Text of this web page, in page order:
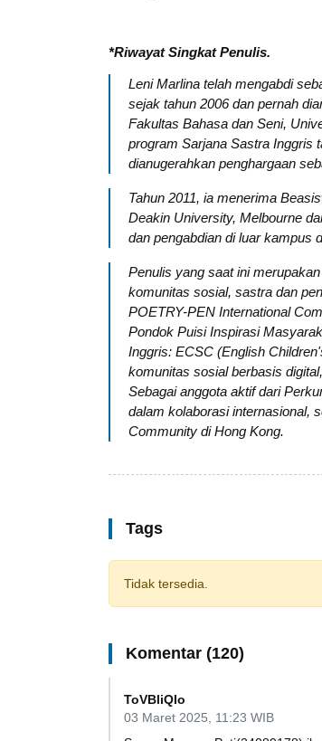
*Riwayat Singkat Penulis.
Leni Marlina telah mengabdi
sejak tahun 2006 dan pernah
Fakultas Bahasa dan Seni,
program Sarjana Sastra Inggris
dianugerahkan penghargaan
Tahun 2011, ia menerima
Deakin University, Melbourne
dan pengabdian di luar kampus
Penulis yang saat ini
komunitas sosial, sastra dan
POETRY-PEN International
Pondok Puisi Inspirasi
Inggris: ECSC (English
komunitas sosial berbasis
Sebagai anggota aktif dari
dalam kolaborasi internasional,
Community di Hong Kong.
Tags
Tidak tersedia.
Komentar (120)
ToVBliQIo
03 Maret 2025, 11:23 WIB